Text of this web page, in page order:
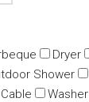
Dryer
Shower
Washer